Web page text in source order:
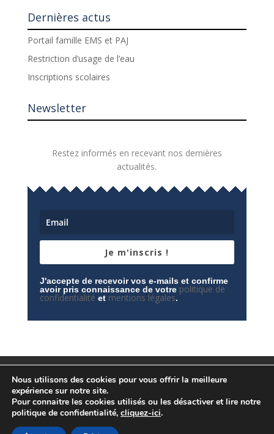
Dernières actus
Portail famille EMS et PAJ
Restriction d’usage de l’eau
Inscriptions scolaires
Newsletter
Restez informés en recevant nos dernières
actualités.
Je m'inscris !
J'accepte de recevoir vos e-mails et confirme
avoir pris connaissance de votre politique de
confidentialité et mentions légales.
Espace privé
Politique de confidentialité
Nous utilisons des cookies pour vous offrir la meilleure
expérience sur notre site.
Pour connaitre les cookies utilisés ou les désactiver et lire notre
politique de confidentialité, cliquez-ici.